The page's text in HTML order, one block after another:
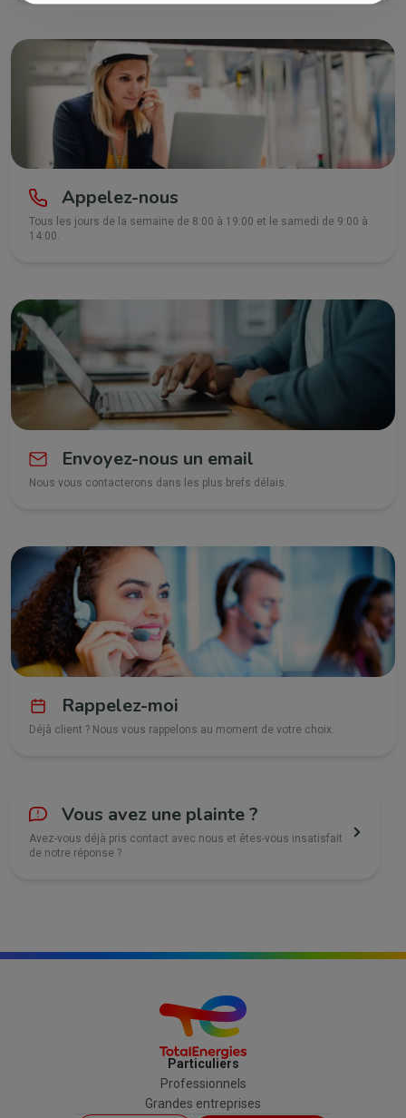
Appelez-nous
Tous les jours de la semaine de 8:00 à 19:00 et le samedi de 9:00 à
14:00.
Envoyez-nous un email
Nous vous contacterons dans les plus brefs délais.
Rappelez-moi
Déjà client ? Nous vous rappelons au moment de votre choix.
Vous avez une plainte ?
Avez-vous déjà pris contact avec nous et êtes-vous insatisfait
de notre réponse ?
Particuliers
Professionnels
Grandes entreprises